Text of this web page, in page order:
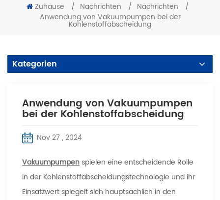
Zuhause / Nachrichten / Nachrichten
/
Anwendung von Vakuumpumpen bei der
Kohlenstoffabscheidung
Kategorien
Anwendung von Vakuumpumpen
bei der Kohlenstoffabscheidung
Nov 27 , 2024
Vakuumpumpenspielen eine entscheidende Rolle
in der Kohlenstoffabscheidungstechnologie und ihr
Einsatzwert spiegelt sich hauptsächlich in den